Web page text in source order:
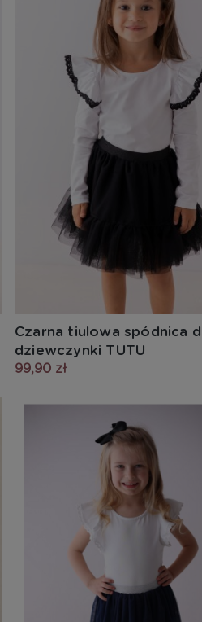
Czarna tiulowa spódnica
dziewczynki TUTU
99,90 zł